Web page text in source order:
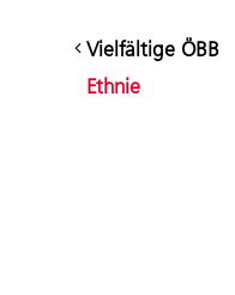
Vielfältige ÖBB
Ethnie